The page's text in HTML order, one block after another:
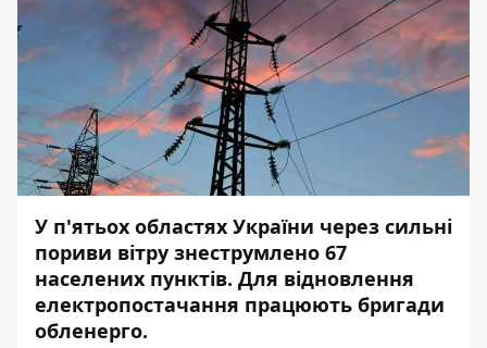
У п'ятьох областях України через сильні
пориви вітру знеструмлено 67
населених пунктів. Для відновлення
електропостачання працюють бригади
обленерго.